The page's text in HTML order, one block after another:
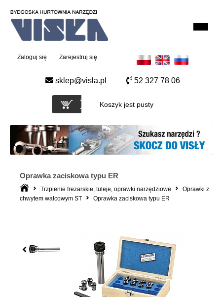
Zarejestruj się
Zaloguj się
sklep@visla.pl 52 327 78 06
Koszyk jest pusty
Oprawka zaciskowa typu ER
Trzpienie frezarskie, tuleje, oprawki narzędziowe
Oprawki z
chwytem walcowym ST
Oprawka zaciskowa typu ER